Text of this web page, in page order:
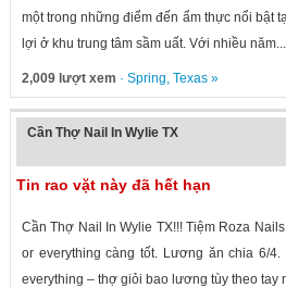
một trong những điểm đến ẩm thực nổi bật
lợi ở khu trung tâm sầm uất. Với nhiều năm...
2,009 lượt xem · Spring, Texas»
Cần Thợ Nail In Wylie TX
Tin rao vặt này đã hết hạn
Cần Thợ Nail In Wylie TX!!! Tiệm Roza
or everything càng tốt. Lương ăn chia 6/
everything – thợ giỏi bao lương tùy theo tay